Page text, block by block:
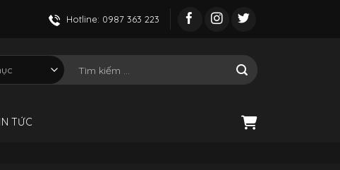
Hotline: 0987 363 223
kiếm:
TỨC